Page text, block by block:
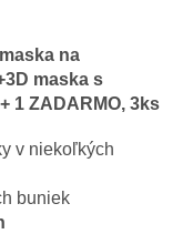
na
maska s
1 ZADARMO, 3ks
v niekoľkých
buniek